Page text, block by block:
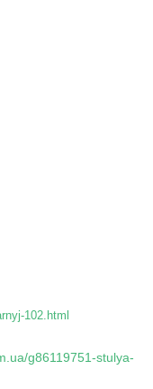
102.html
g86119751-stulya-